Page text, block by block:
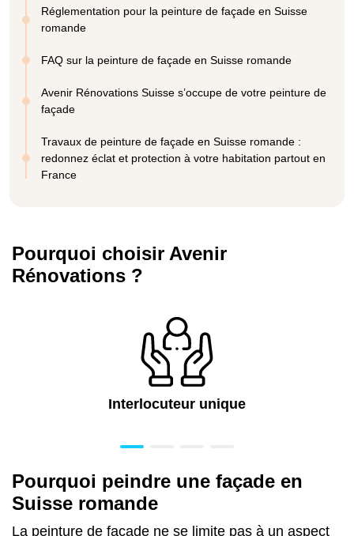
Réglementation pour la peinture de façade en Suisse
romande
FAQ sur la peinture de façade en Suisse romande
Avenir Rénovations Suisse s’occupe de votre peinture de
façade
Travaux de peinture de façade en Suisse romande :
redonnez éclat et protection à votre habitation partout en
France
Pourquoi choisir Avenir
Rénovations ?
Interlocuteur unique
Pourquoi peindre une façade en
Suisse romande
La peinture de façade ne se limite pas à un aspect